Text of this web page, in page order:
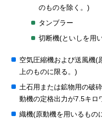
のものを除く。)
タンブラー
切断機(といしを用
空気圧縮機および送風機(
上のものに限る。)
土石用または鉱物用の破
動機の定格出力が7.5キロ
織機(原動機を用いるもの